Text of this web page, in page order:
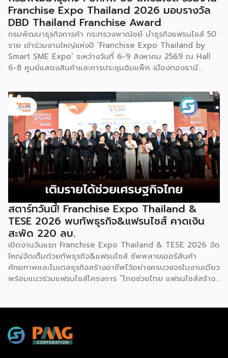
โดยนำ ‘น้ำผึ้ง’ ที่ไม่ได้นำมาวางขายแบบเดิม ๆ แต่แปรรูปเป็น
เครื่องดื่มสเลอปี้ให้ผู้ร่วมงานได้ชิมสดๆ หน้าบูธ เพื่อดึงดูดและ
สร้างประสบการณ์ให้คนในงานได้ทดลองสัมผัสสินค้าจริง และหาก
ใครสนใจก็สามารถซื้อ หัวเชื้อ กลับไปทำเครื่องดื่มต่อเองที่บ้านได้
เช่นกัน […]
Franchise Expo Thailand 2026 มอบรางวัล
DBD Thailand Franchise Award
กรมพัฒนาธุรกิจการค้า กระทรวงพาณิชย์ นำธุรกิจแฟรนไชส์ 50
ราย เข้าร่วมงานใหญ่แห่งปี ‘Franchise Expo Thailand by
Smart SME Expo’ ระหว่างวันที่ 6-9 สิงหาคม 2569 ณ Hall
6-8 ศูนย์แสดงสินค้าและการประชุมอิมแพ็ค เมืองทองธานี
2026 ให้แก่ผู้ประกอบธุรกิจแฟรนไชส์ที่อยู่ในการส่งเสริมสนับสนุน
ของกรมฯ นายพูนพงษ์ นัยนาภากรณ์ อธิบดีกรมพัฒนาธุรกิจ
การค้า กระทรวงพาณิชย์ เปิดเผยภายหลังเป็นประธานเปิดงาน
“งานแฟรนไชส์ เอ็กซ์โป ไทยแลนด์ บาย สมาร์ท เอสเอ็มอี เอ็กซ์
โป (Franchise Expo Thailand by Smart SME Expo)” ซึ่ง
เป็นงานแสดงธุรกิจแฟรนไชส์ชั้นนำที่จัดขึ้นโดย บริษัท พีเอ็มจี
คอร์ปอเรชัน จำกัด เพื่อยกระดับศักยภาพของผู้ประกอบการและ
เจ้าของธุรกิจที่ต้องการขยายกิจการผ่านระบบแฟรนไชส์ […]
สตาร์ทวันนี้! Franchise Expo Thailand &
TESE 2026 พบทัพธุรกิจ&แฟรนไชส์ คาดเงิน
สะพัด 220 ลบ.
เปิดงานวันแรก Franchise Expo Thailand & TESE 2026 จัด
ใหญ่จัดเต็มด้วยทัพธุรกิจ&แฟรนไชส์ ซัพพลายเออร์สินค้า
ศักยภาพและโมเดลธุรกิจสร้างอาชีพไว้อย่างครบวงจรในงานเดียว
พร้อมแนวร่วมแฟรนไชส์โครงการ “ไทยช่วยไทย แฟรนไชส์สร้าง
ความรู้โดยผู้ทรงคุณวุฒิคับคั่ง และกิจกรรมเจรจาจับคู่ธุรกิจทั้งใน
และต่างประเทศ งานจัดต่อเนื่องระหว่างวันที่ 6-9 สิงหาคมนี้ ที่